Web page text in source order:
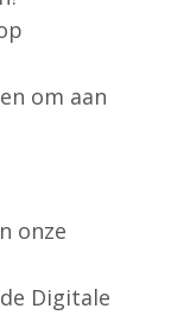
om aan
onze
Digitale